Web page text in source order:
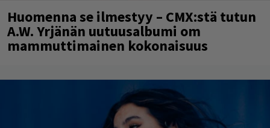
Huomenna se ilmestyy – CMX:stä tutun
A.W. Yrjänän uutuusalbumi om
mammuttimainen kokonaisuus